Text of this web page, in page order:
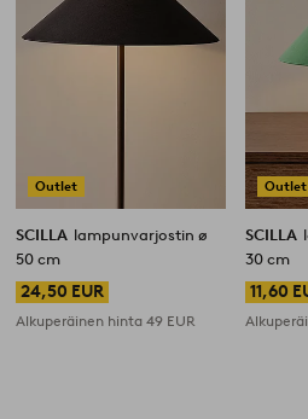
Outlet
SCILLA lampunvarjostin ø
50 cm
24,50 EUR
Alkuperäinen hinta49 EUR
Outlet
SCILLA
30 cm
11,60